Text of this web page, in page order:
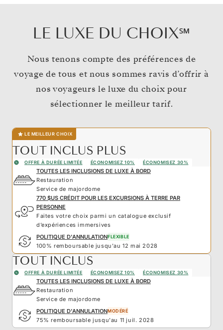
LE LUXE DU CHOIX℠
Nous tenons compte des préférences de
voyage de tous et nous sommes ravis d’offrir à
nos voyageurs le luxe du choix pour
sélectionner le meilleur tarif.
LE MEILLEUR CHOIX
TOUT INCLUS PLUS
OFFRE À DURÉE LIMITÉE ÉCONOMISEZ 10% ÉCONOMISEZ 30%
TOUTES LES INCLUSIONS DE LUXE À BORD
Restauration
Service de majordome
770 $US CRÉDIT POUR LES EXCURSIONS À TERRE PAR
PERSONNE
Faites votre choix parmi un catalogue exclusif
d’expériences immersives
POLITIQUE D'ANNULATIONFLEXIBLE
100% remboursable jusqu'au 12 mai 2028
TOUT INCLUS
OFFRE À DURÉE LIMITÉE ÉCONOMISEZ 10% ÉCONOMISEZ 30%
TOUTES LES INCLUSIONS DE LUXE À BORD
Restauration
Service de majordome
POLITIQUE D'ANNULATIONMODÉRÉ
75% remboursable jusqu'au 11 juil. 2028